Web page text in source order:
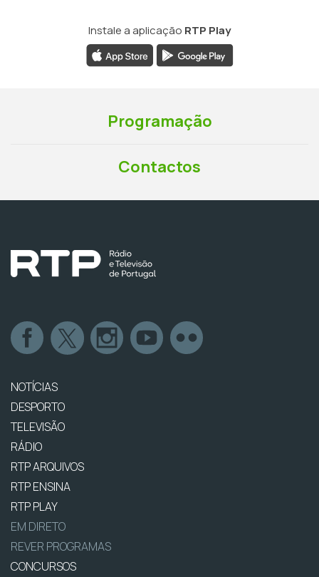
Instale a aplicação RTP Play
Programação
Contactos
NOTÍCIAS
DESPORTO
TELEVISÃO
RÁDIO
RTP ARQUIVOS
RTP ENSINA
RTP PLAY
EM DIRETO
REVER PROGRAMAS
CONCURSOS